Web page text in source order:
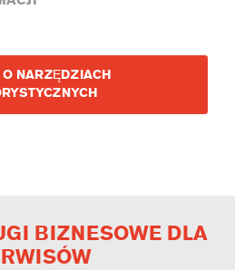
O NARZĘDZIACH
BIZNESOWE DLA